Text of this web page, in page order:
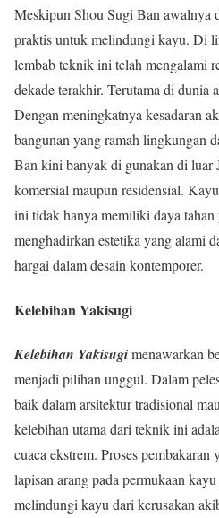
Meskipun Shou Sugi Ban awalnya
praktis untuk melindungi kayu. Di
lembab teknik ini telah mengalami
dekade terakhir. Terutama di dunia
Dengan meningkatnya kesadaran
bangunan yang ramah lingkungan
Ban kini banyak di gunakan di luar
komersial maupun residensial.
ini tidak hanya memiliki daya
menghadirkan estetika yang alami
hargai dalam desain kontemporer.
Kelebihan Yakisugi
Kelebihan Yakisugimenawarkan
menjadi pilihan unggul. Dalam
baik dalam arsitektur tradisional
kelebihan utama dari teknik ini
cuaca ekstrem. Proses
lapisan arang pada permukaan
melindungi kayu dari kerusakan